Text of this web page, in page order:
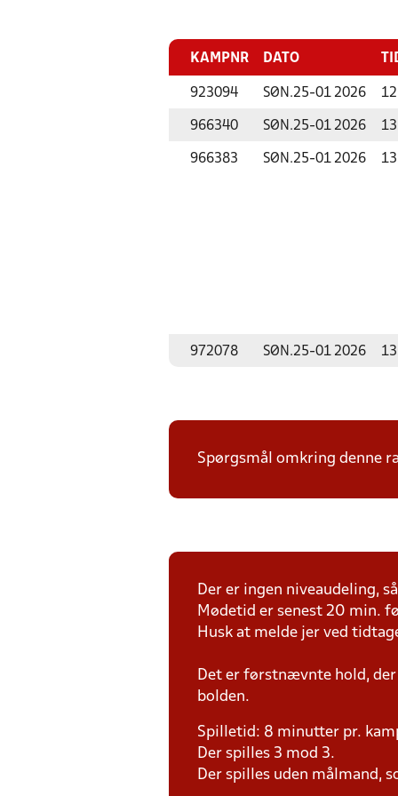
KAMPNR DATO
923094 SØN.25-01 2026
966340 SØN.25-01 2026
966383 SØN.25-01 2026
972078 SØN.25-01 2026
Spørgsmål omkring denne
Der er ingen niveaudeling,
Mødetid er senest 20 min.
Husk at melde jer ved
Det er førstnævnte hold,
bolden.
Spilletid: 8 minutter pr.
Der spilles 3 mod 3.
Der spilles uden målmand,